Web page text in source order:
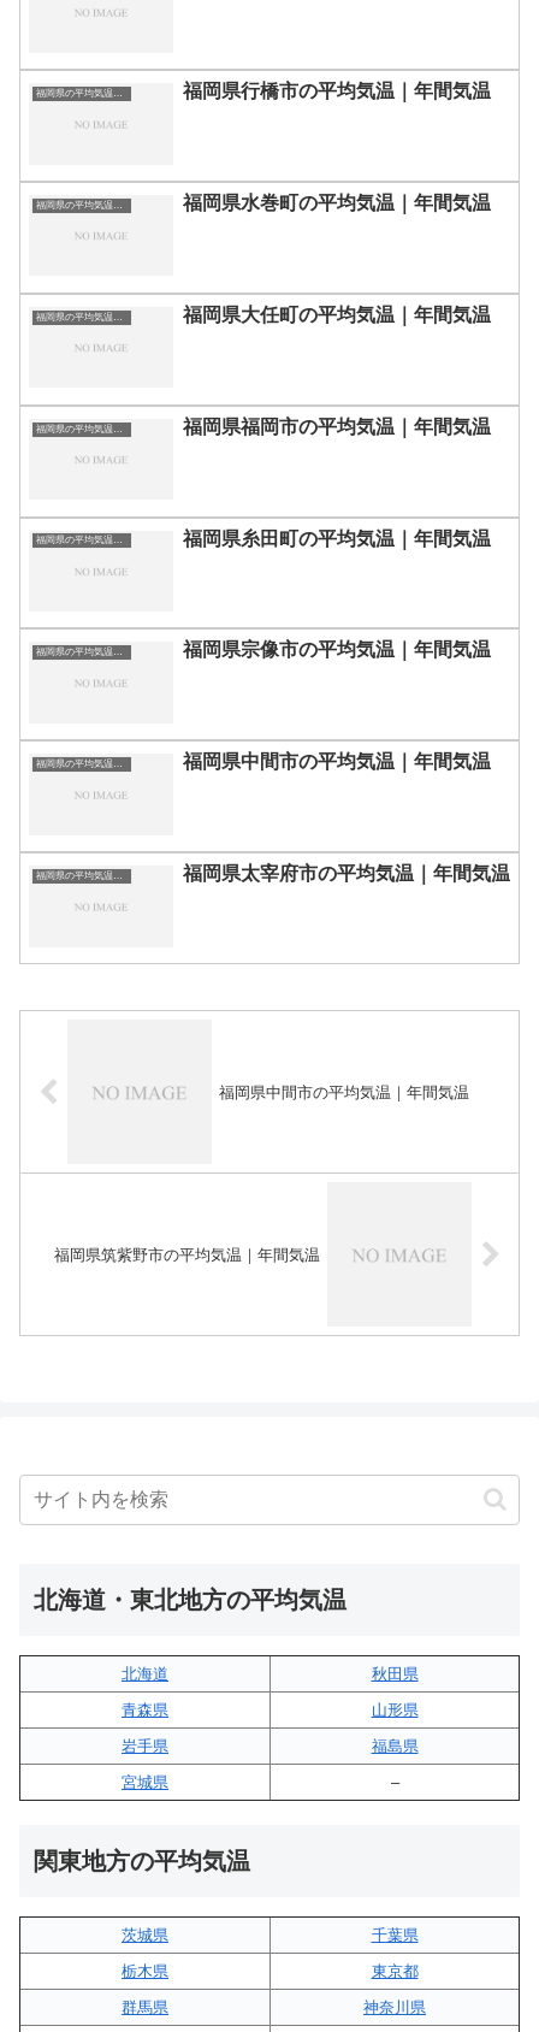
福岡県の平均気温まとめ 福岡県行橋市の平均気温｜年間気温
福岡県の平均気温まとめ 福岡県水巻町の平均気温｜年間気温
福岡県大任町の平均気温｜年間気温
福岡県福岡市の平均気温｜年間気温
福岡県の平均気温まとめ 福岡県糸田町の平均気温｜年間気温
福岡県の平均気温まとめ 福岡県宗像市の平均気温｜年間気温
福岡県の平均気温まとめ 福岡県中間市の平均気温｜年間気温
福岡県の平均気温まとめ 福岡県太宰府市の平均気温｜年間気温
福岡県中間市の平均気温｜年間気温
福岡県筑紫野市の平均気温｜年間気温
北海道・東北地方の平均気温
北海道
秋田県
青森県
山形県
岩手県
福島県
宮城県
–
関東地方の平均気温
茨城県
千葉県
栃木県
東京都
群馬県
神奈川県